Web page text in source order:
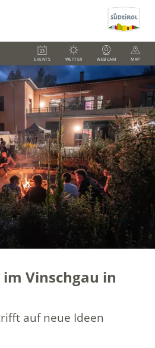
EVENTS WETTER WEBCAM MAP
Vinschgau in
auf neue Ideen